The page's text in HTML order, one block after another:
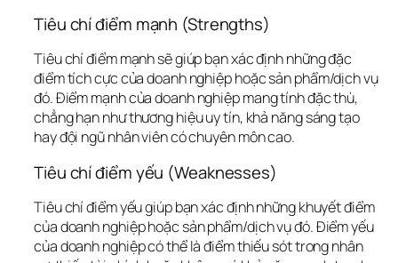
Tiêu chí điểm mạnh (Strengths)
Tiêu chí điểm mạnh sẽ giúp bạn xác định những đặc
điểm tích cực của doanh nghiệp hoặc sản phẩm/dịch vụ
đó. Điểm mạnh của doanh nghiệp mang tính đặc thù,
chẳng hạn như thương hiệu uy tín, khả năng sáng tạo
hay đội ngũ nhân viên có chuyên môn cao.
Tiêu chí điểm yếu (Weaknesses)
Tiêu chí điểm yếu giúp bạn xác định những khuyết điểm
của doanh nghiệp hoặc sản phẩm/dịch vụ đó. Điểm yếu
của doanh nghiệp có thể là điểm thiếu sót trong nhân